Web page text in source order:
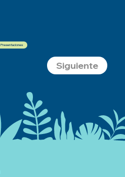
Presentaciones
Siguiente